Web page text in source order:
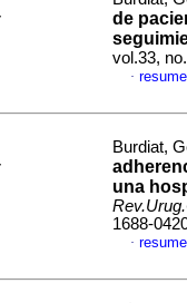
de
vol.33,
·
Burdiat,
una
1688-
·